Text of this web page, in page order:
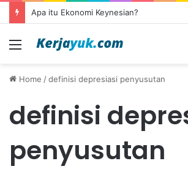
Apa itu Ekonomi Keynesian?
Menu
Home /definisi depresiasi penyusutan
definisi
penyusutan